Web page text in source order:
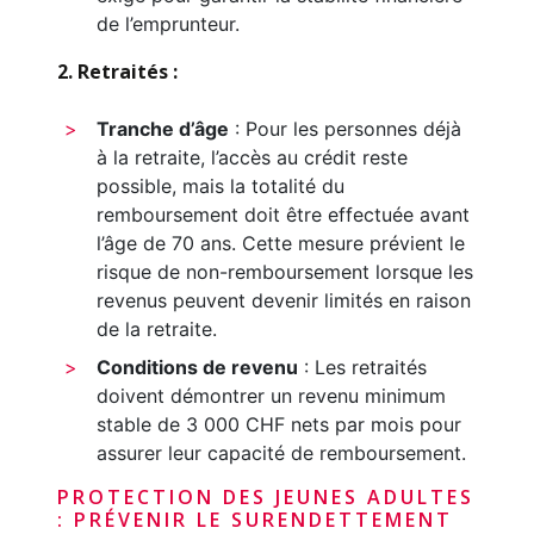
de l’emprunteur.
2. Retraités :
Tranche d’âge : Pour les personnes déjà
à la retraite, l’accès au crédit reste
possible, mais la totalité du
remboursement doit être effectuée avant
l’âge de 70 ans. Cette mesure prévient le
risque de non-remboursement lorsque les
revenus peuvent devenir limités en raison
de la retraite.
Conditions de revenu : Les retraités
doivent démontrer un revenu minimum
stable de 3 000 CHF nets par mois pour
assurer leur capacité de remboursement.
PROTECTION DES JEUNES ADULTES
: PRÉVENIR LE SURENDETTEMENT